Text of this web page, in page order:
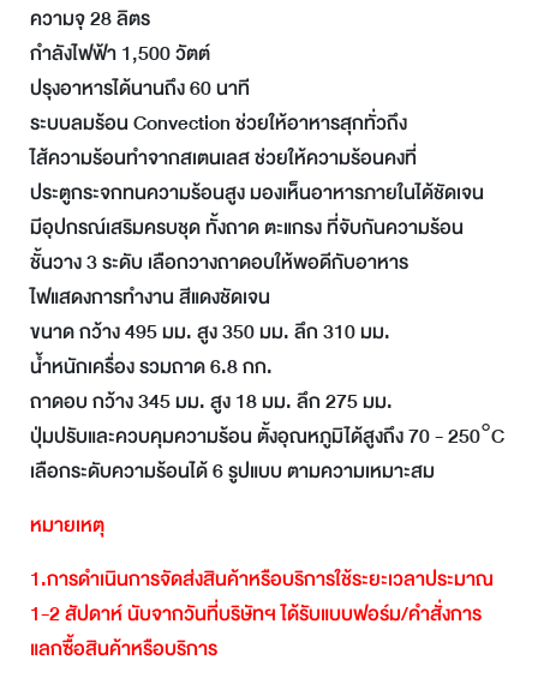
Email
ความจุ 28 ลิตร
กำลังไฟฟ้า 1,500 วัตต์
ปรุงอาหารได้นานถึง 60 นาที
ระบบลมร้อน Convection ช่วยให้อาหารสุกทั่วถึง
ไส้ความร้อนทำจากสเตนเลส ช่วยให้ความร้อนคงที่
ประตูกระจกทนความร้อนสูง มองเห็นอาหารภายในได้ชัดเจน
มีอุปกรณ์เสริมครบชุด ทั้งถาด ตะแกรง ที่จับกันความร้อน
ชั้นวาง 3 ระดับ เลือกวางถาดอบให้พอดีกับอาหาร
ไฟแสดงการทำงาน สีแดงชัดเจน
ขนาด กว้าง 495 มม. สูง 350 มม. ลึก 310 มม.
น้ำหนักเครื่อง รวมถาด 6.8 กก.
ถาดอบ กว้าง 345 มม. สูง 18 มม. ลึก 275 มม.
ปุ่มปรับและควบคุมความร้อน ตั้งอุณหภูมิได้สูงถึง 70 - 250°C
เลือกระดับความร้อนได้ 6 รูปแบบ ตามความเหมาะสม
หมายเหตุ
1.การดำเนินการจัดส่งสินค้าหรือบริการใช้ระยะเวลาประมาณ
1-2สัปดาห์นับจากวันที่บริษัทฯได้รับแบบฟอร์ม/คำสั่งการ
แลกซื้อสินค้าหรือบริการ